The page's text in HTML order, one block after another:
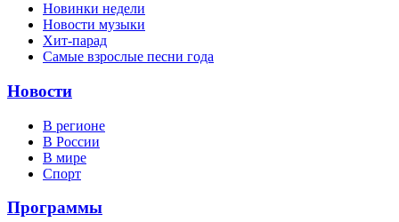
Новинки недели
Новости музыки
Хит-парад
Самые взрослые песни года
Новости
В регионе
В России
В мире
Спорт
Программы